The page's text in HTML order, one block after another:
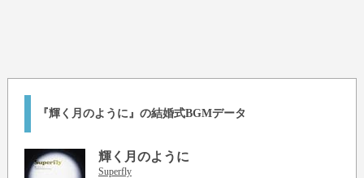
『輝く月のように』の結婚式BGMデータ
輝く月のように
Superfly